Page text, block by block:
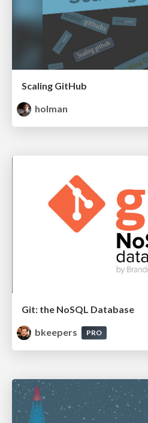
Scaling GitHub
holman
Git: the NoSQL Database
bkeepers
PRO